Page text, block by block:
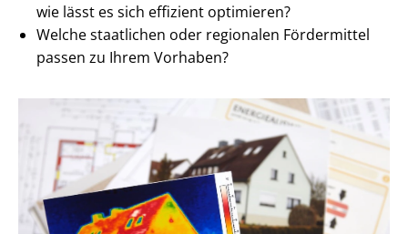
wie lässt es sich effizient optimieren?
Welche staatlichen oder regionalen Fördermittel
passen zu Ihrem Vorhaben?